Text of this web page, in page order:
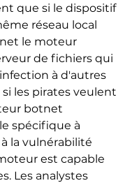
que si le dispositif
réseau local
le moteur
de fichiers qui
à d'autres
les pirates veulent
botnet
spécifique à
la vulnérabilité
est capable
Les analystes